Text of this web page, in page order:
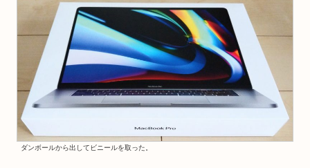
ダンボールから出してビニールを取った。